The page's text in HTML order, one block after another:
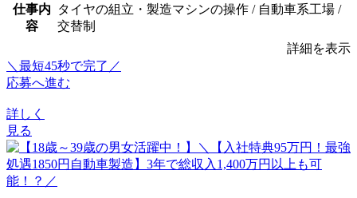
仕事内
容
タイヤの組立・製造マシンの操作 / 自動車系工場 /
交替制
詳細を表示
＼最短45秒で完了／
応募へ進む
詳しく
見る